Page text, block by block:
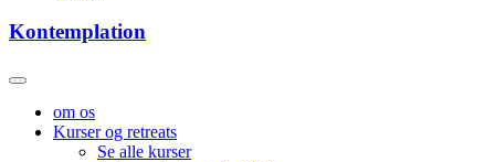
Kontemplation
om os
Kurser og retreats
Se alle kurser